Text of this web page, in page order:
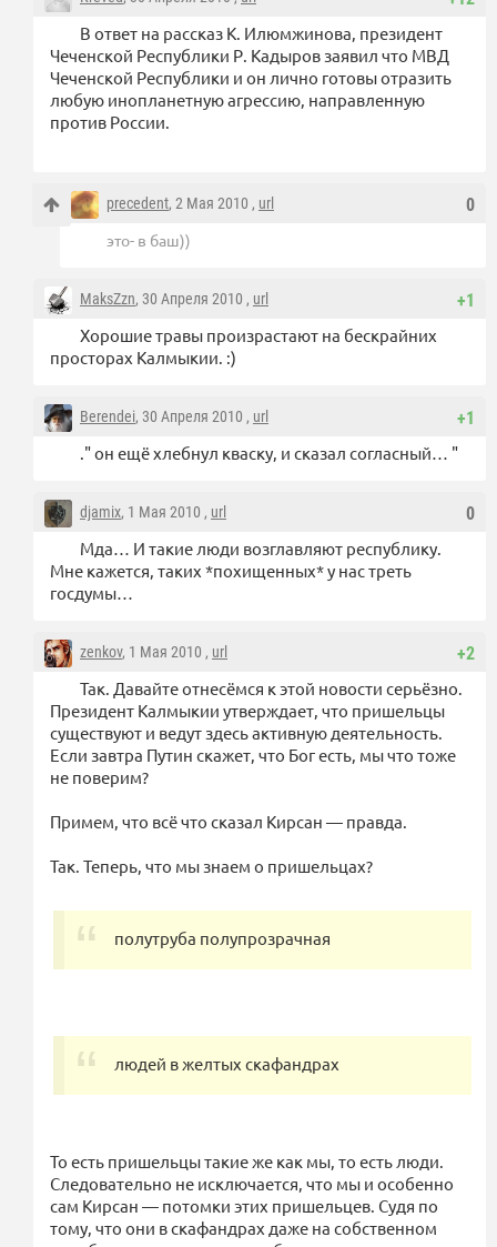
В ответ на рассказ К. Илюмжинова, президент
Чеченской Республики Р. Кадыров заявил что МВД
Чеченской Республики и он лично готовы отразить
любую инопланетную агрессию, направленную
против России.
0
precedent, 2 Мая 2010 , url
это- в баш))
+1
MaksZzn, 30 Апреля 2010 , url
Хорошие травы произрастают на бескрайних
просторах Калмыкии. :)
+1
Berendei, 30 Апреля 2010 , url
." он ещё хлебнул кваску, и сказал согласный… "
0
djamix, 1 Мая 2010 , url
Мда… И такие люди возглавляют республику.
Мне кажется, таких *похищенных* у нас треть
госдумы…
+2
zenkov, 1 Мая 2010 , url
Так. Давайте отнесёмся к этой новости серьёзно.
Президент Калмыкии утверждает, что пришельцы
существуют и ведут здесь активную деятельность.
Если завтра Путин скажет, что Бог есть, мы что тоже
не поверим?
Примем, что всё что сказал Кирсан — правда.
Так. Теперь, что мы знаем о пришельцах?
полутруба полупрозрачная
людей в желтых скафандрах
То есть пришельцы такие же как мы, то есть люди.
Следовательно не исключается, что мы и особенно
сам Кирсан — потомки этих пришельцев. Судя по
тому, что они в скафандрах даже на собственном